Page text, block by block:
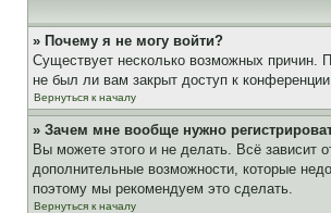
» Почему я не могу войти?
Существует несколько возможных причин.
не был ли вам закрыт доступ к
Вернуться к началу
» Зачем мне вообще нужно
Вы можете этого и не делать. Всё зависит
дополнительные возможности, которые
поэтому мы рекомендуем это сделать.
Вернуться к началу